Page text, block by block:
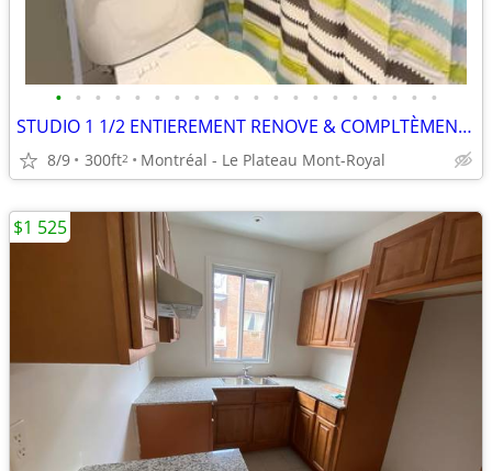
• • • • • • • • • • • • • • • • • • • •
STUDIO 1 1/2 ENTIEREMENT RENOVE & COMPLTÈMENT MEUBLE
8/9 300ft2 Montréal - Le Plateau Mont-Royal
$1 525